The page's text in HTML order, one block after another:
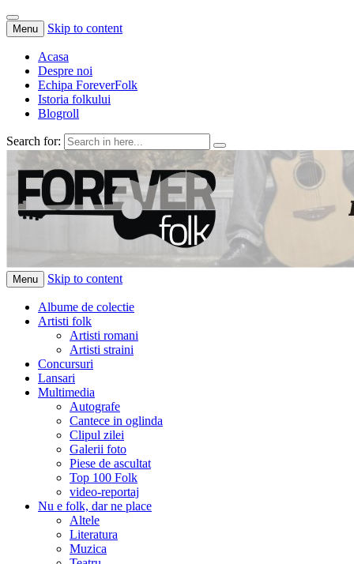
Menu Skip to content
Acasa
Despre noi
Echipa ForeverFolk
Istoria folkului
Blogroll
Search for:
ForeverFolk
Muzica sufletului tau
Menu Skip to content
Albume de colectie
Artisti folk
Artisti romani
Artisti straini
Concursuri
Lansari
Multimedia
Autografe
Cantece in oglinda
Clipul zilei
Galerii foto
Piese de ascultat
Top 100 Folk
video-reportaj
Nu e folk, dar ne place
Altele
Literatura
Muzica